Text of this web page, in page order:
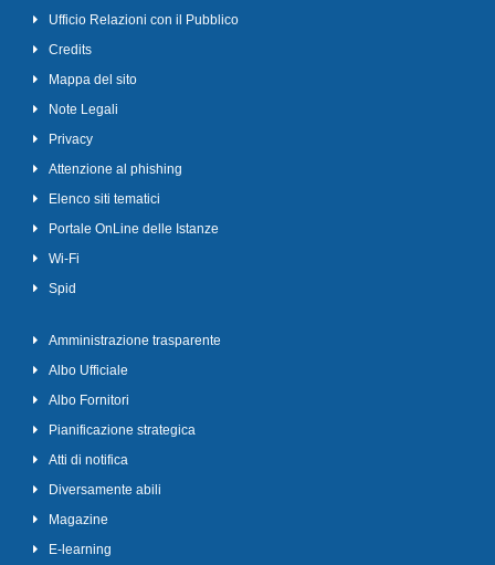
Ufficio Relazioni con il Pubblico
Credits
Mappa del sito
Note Legali
Privacy
Attenzione al phishing
Elenco siti tematici
Portale OnLine delle Istanze
Wi-Fi
Spid
Amministrazione trasparente
Albo Ufficiale
Albo Fornitori
Pianificazione strategica
Atti di notifica
Diversamente abili
Magazine
E-learning